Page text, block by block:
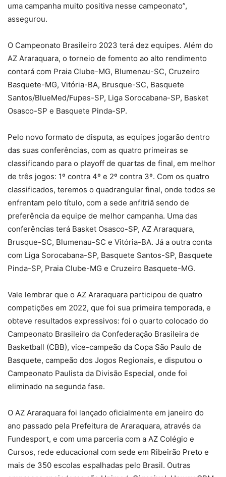
uma campanha muito positiva nesse campeonato”,
assegurou.
O Campeonato Brasileiro 2023 terá dez equipes. Além do
AZ Araraquara, o torneio de fomento ao alto rendimento
contará com Praia Clube-MG, Blumenau-SC, Cruzeiro
Basquete-MG, Vitória-BA, Brusque-SC, Basquete
Santos/BlueMed/Fupes-SP, Liga Sorocabana-SP, Basket
Osasco-SP e Basquete Pinda-SP.
Pelo novo formato de disputa, as equipes jogarão dentro
das suas conferências, com as quatro primeiras se
classificando para o playoff de quartas de final, em melhor
de três jogos: 1º contra 4º e 2º contra 3º. Com os quatro
classificados, teremos o quadrangular final, onde todos se
enfrentam pelo título, com a sede anfitriã sendo de
preferência da equipe de melhor campanha. Uma das
conferências terá Basket Osasco-SP, AZ Araraquara,
Brusque-SC, Blumenau-SC e Vitória-BA. Já a outra conta
com Liga Sorocabana-SP, Basquete Santos-SP, Basquete
Pinda-SP, Praia Clube-MG e Cruzeiro Basquete-MG.
Vale lembrar que o AZ Araraquara participou de quatro
competições em 2022, que foi sua primeira temporada, e
obteve resultados expressivos: foi o quarto colocado do
Campeonato Brasileiro da Confederação Brasileira de
Basketball (CBB), vice-campeão da Copa São Paulo de
Basquete, campeão dos Jogos Regionais, e disputou o
Campeonato Paulista da Divisão Especial, onde foi
eliminado na segunda fase.
O AZ Araraquara foi lançado oficialmente em janeiro do
ano passado pela Prefeitura de Araraquara, através da
Fundesport, e com uma parceria com a AZ Colégio e
Cursos, rede educacional com sede em Ribeirão Preto e
mais de 350 escolas espalhadas pelo Brasil. Outras